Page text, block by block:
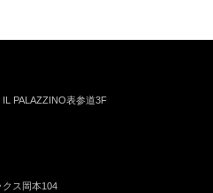
PALAZZINO表参道3F
ス岡本104